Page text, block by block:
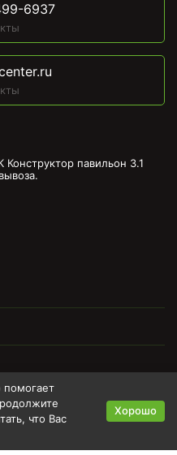
6937
павильон З.1
что Вас
Хорошо